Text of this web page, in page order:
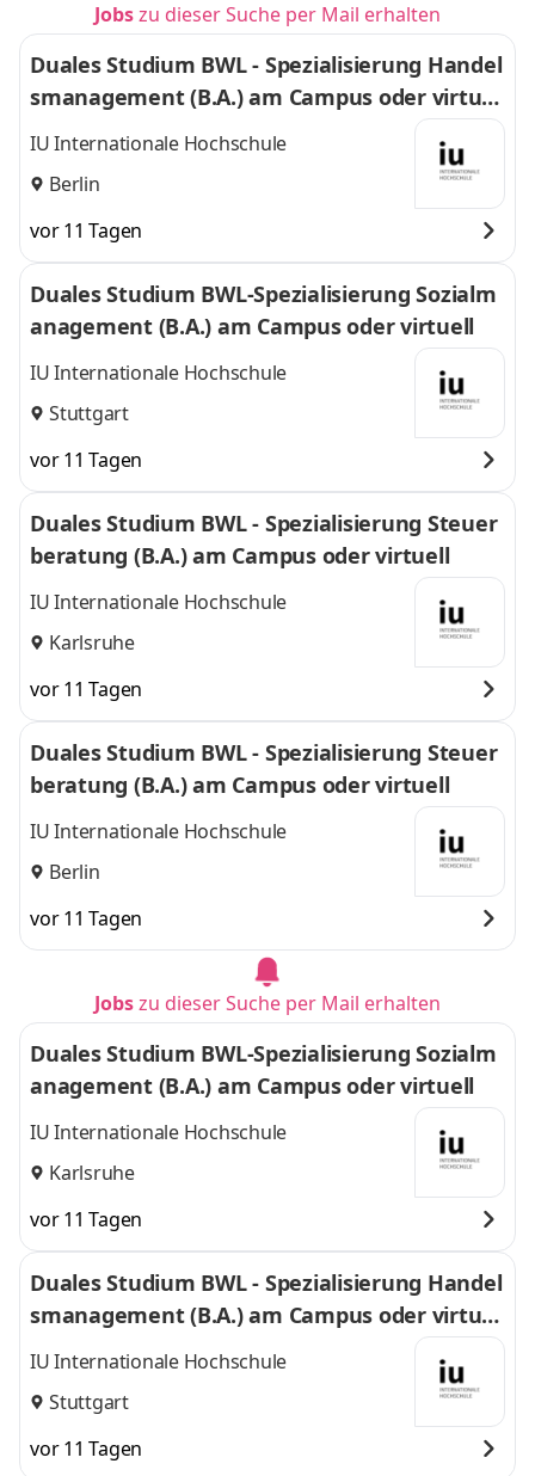
Jobszu dieser Suche per Mail erhalten
Duales Studium BWL - Spezialisierung Handel
smanagement (B.A.) am Campus oder virtuel
l
IU Internationale Hochschule
Berlin
vor 11 Tagen
Duales Studium BWL-Spezialisierung Sozialm
anagement (B.A.) am Campus oder virtuell
IU Internationale Hochschule
Stuttgart
vor 11 Tagen
Duales Studium BWL - Spezialisierung Steuer
beratung (B.A.) am Campus oder virtuell
IU Internationale Hochschule
Karlsruhe
vor 11 Tagen
Duales Studium BWL - Spezialisierung Steuer
beratung (B.A.) am Campus oder virtuell
IU Internationale Hochschule
Berlin
vor 11 Tagen
Jobszu dieser Suche per Mail erhalten
Duales Studium BWL-Spezialisierung Sozialm
anagement (B.A.) am Campus oder virtuell
IU Internationale Hochschule
Karlsruhe
vor 11 Tagen
Duales Studium BWL - Spezialisierung Handel
smanagement (B.A.) am Campus oder virtuel
l
IU Internationale Hochschule
Stuttgart
vor 11 Tagen